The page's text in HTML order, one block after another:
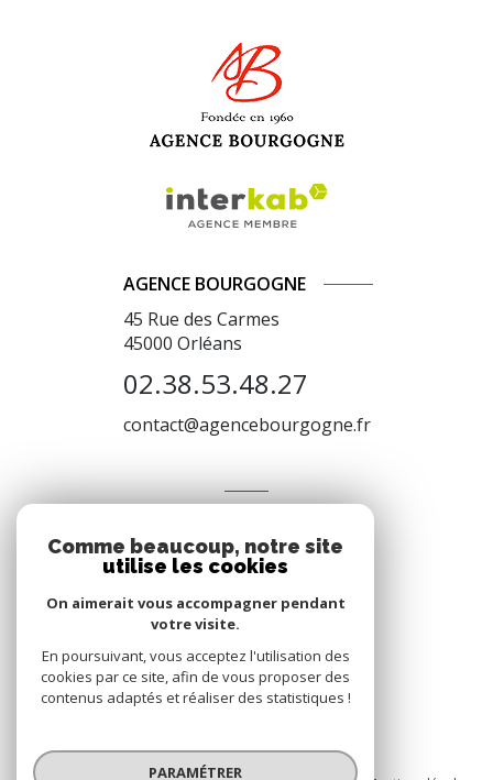
AGENCE BOURGOGNE
45 Rue des Carmes
45000 Orléans
02.38.53.48.27
contact@agencebourgogne.fr
Espace propriétaire
SE CONNECTER
© 2026 | Tous droits réservés
Comme beaucoup, notre site
utilise les cookies
On aimerait vous accompagner pendant
votre visite.
En poursuivant, vous acceptez l'utilisation des
cookies par ce site, afin de vous proposer des
contenus adaptés et réaliser des statistiques !
PARAMÉTRER